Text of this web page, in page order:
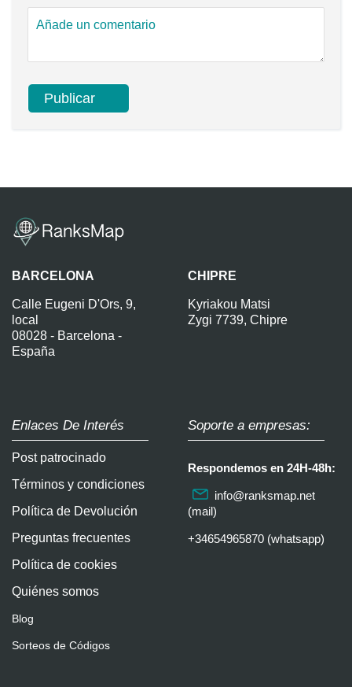
BARCELONA
Calle Eugeni D'Ors, 9,
local
08028 - Barcelona -
España
CHIPRE
Kyriakou Matsi
Zygi 7739, Chipre
Enlaces De Interés
Post patrocinado
Términos y condiciones
Política de Devolución
Preguntas frecuentes
Política de cookies
Quiénes somos
Blog
Sorteos de Códigos
Soporte a empresas:
Respondemos en 24H-48h:
info@ranksmap.net
(mail)
+34654965870 (whatsapp)